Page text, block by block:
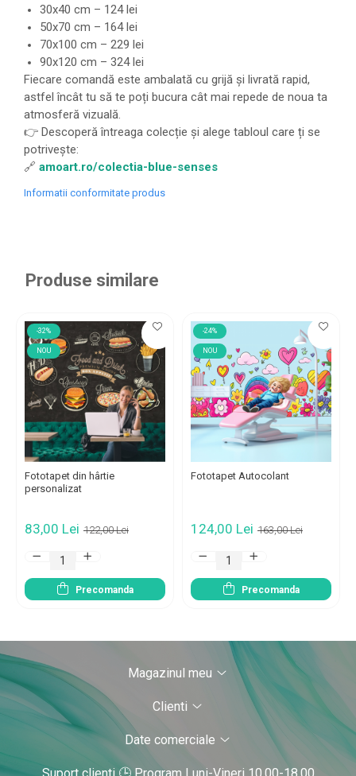
30x40 cm – 124 lei
50x70 cm – 164 lei
70x100 cm – 229 lei
90x120 cm – 324 lei
Fiecare comandă este ambalată cu grijă și livrată rapid,
astfel încât tu să te poți bucura cât mai repede de noua ta
atmosferă vizuală.
👉 Descoperă întreaga colecție și alege tabloul care ți se
potrivește:
🔗 amoart.ro/colectia-blue-senses
Informatii conformitate produs
Produse similare
-32%
NOU
Fototapet din hârtie
personalizat
122,00 Lei
83,00 Lei
Precomanda
-24%
NOU
Fototapet Autocolant
163,00 Lei
124,00 Lei
Precomanda
Magazinul meu
Clienti
Date comerciale